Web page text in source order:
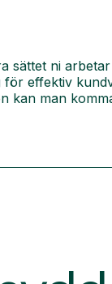
sättet ni
effektiv
kan man